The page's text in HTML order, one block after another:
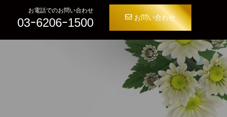
お電話でのお問い合わせ
03ｰ6206ｰ1500 お問い合わせ